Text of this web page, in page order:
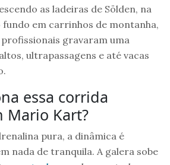
as ladeiras de Sölden, na
fundo em carrinhos de montanha,
gravaram uma
ultrapassagens e até vacas
essa corrida
Mario Kart?
pura, a dinâmica é
nada de tranquila. A galera sobe